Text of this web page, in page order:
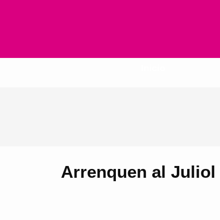
Arrenquen al Juliol